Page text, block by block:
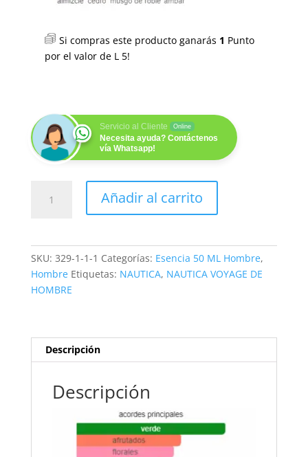
Si compras este producto ganarás 1 Punto
por el valor de L5!
Servicio al Cliente Online
Necesita ayuda? Contáctenos
vía Whatsapp!
Añadir al carrito
SKU: 329-1-1-1 Categorías: Esencia 50 ML Hombre,
Hombre Etiquetas: NAUTICA, NAUTICA VOYAGE DE
HOMBRE
Descripción
Descripción